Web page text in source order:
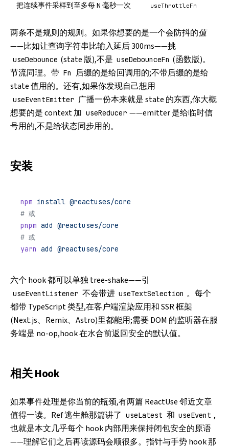
把连续事件采样到至多每 N 毫秒一次 useThrottleFn
两条不是规则的规则。如果你想要的是一个会防抖的值
——比如让查询字符串比输入延后 300ms——挑
useDebounce (state 版),不是 useDebounceFn (函数版)。
节流同理。带 Fn
后缀的是给回调用的;不带后缀的是给
state 值用的。还有,如果你发现自己想用
useEventEmitter 广播一份本来就是 state 的东西,你大概
想要的是 context 加 useReducer ——emitter 是给临时信
号用的,不是给状态同步用的。
安装
npm install @reactuses/core
# 或
pnpm add @reactuses/core
# 或
yarn add @reactuses/core
六个 hook 都可以单独 tree-shake——引
useEventListener 不会带进 useTextSelection 。每个
都带 TypeScript 类型,在客户端渲染应用和 SSR 框架
(Next.js、Remix、Astro)里都能用;需要 DOM 的监听器在服
务端是 no-op,hook 在水合前返回安全的默认值。
相关 Hook
如果事件处理是你当前的瓶颈,有两篇 ReactUse 邻近文章
值得一读。 Ref 逃生舱那篇讲了 useLatest 和 useEvent ,
也就是本文几乎每个 hook 内部用来保持闭包安全的原语
——理解它们之后再读源码会顺很多。 指针与手势 hook 那